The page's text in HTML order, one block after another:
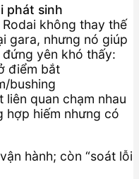
phát sinh
không thay thế
gara, nhưng nó giúp
yên khó thấy:
điểm bắt
bushing
quan chạm nhau
hợp hiếm nhưng có
hành; còn “soát lỗi